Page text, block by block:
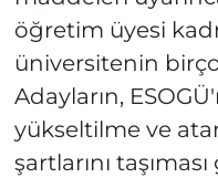
öğretim üyesi
üniversitenin
Adayların,
yükseltilme ve
şartlarını